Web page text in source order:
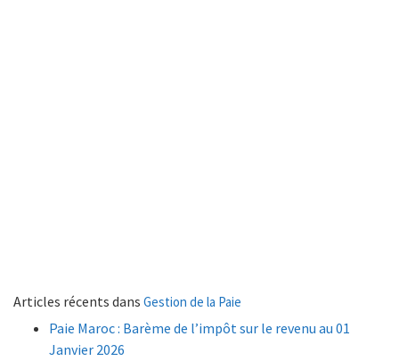
Articles récents dans Gestion de la Paie
Paie Maroc : Barème de l’impôt sur le revenu au 01
Janvier 2026